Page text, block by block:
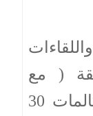
عادة 45–60 دقيقة ( مع
مرونة حسب الحالة ) . المكالمات 30